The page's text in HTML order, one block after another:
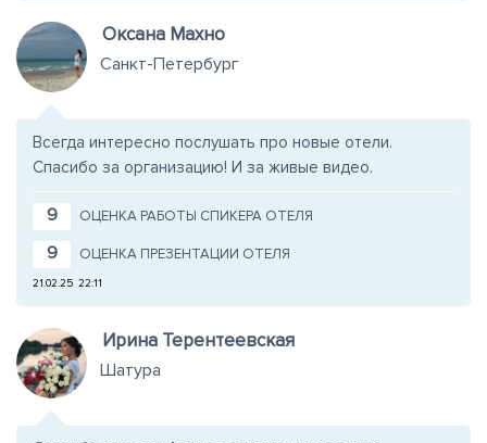
Оксана Mахно
Санкт-Петербург
Всегда интересно послушать про новые отели.
Спасибо за организацию! И за живые видео.
9 ОЦЕНКА РАБОТЫ СПИКЕРА ОТЕЛЯ
9 ОЦЕНКА ПРЕЗЕНТАЦИИ ОТЕЛЯ
22:11
21.02.25
Ирина Терентеевская
Шатура